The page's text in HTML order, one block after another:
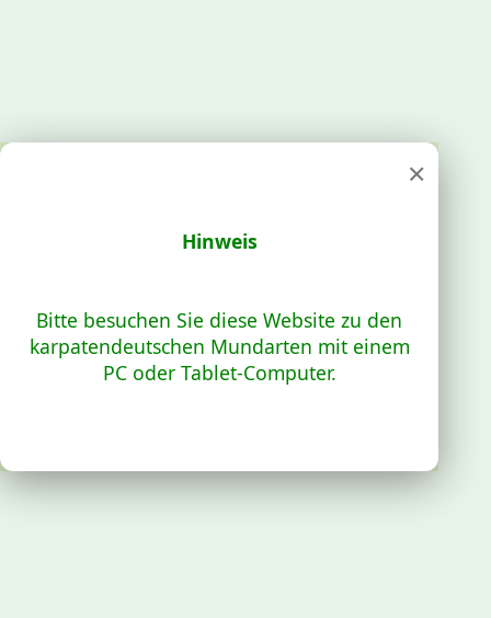
×
Hinweis
Bitte besuchen Sie diese Website zu den
karpatendeutschen Mundarten mit einem
PC oder Tablet-Computer.